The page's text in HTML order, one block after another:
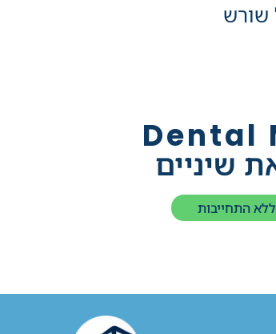
שורש
Dental
שיניים
ללא התחייבות